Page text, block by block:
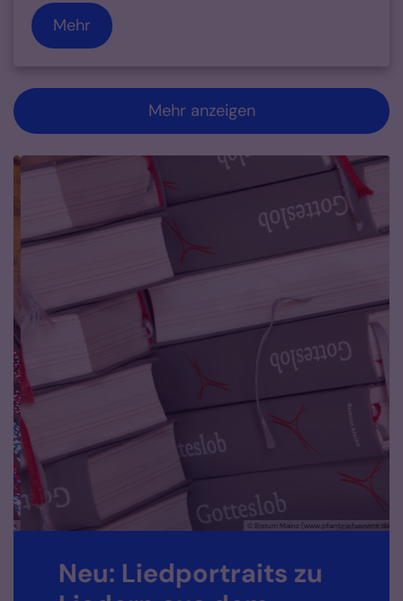
Mehr
Mehr anzeigen
© Bistum Mainz (www.pfarrbriefservice.de)
Neu: Liedportraits zu